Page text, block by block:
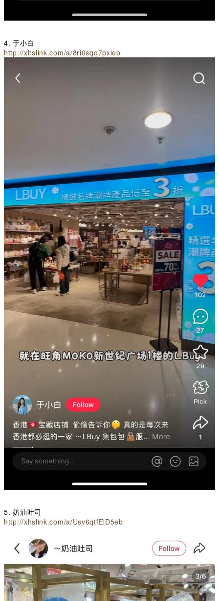
4. 于小白
http://xhslink.com/a/8ri0sqq7pxieb
5. 奶油吐司
http://xhslink.com/a/Usv6qtfElD5eb